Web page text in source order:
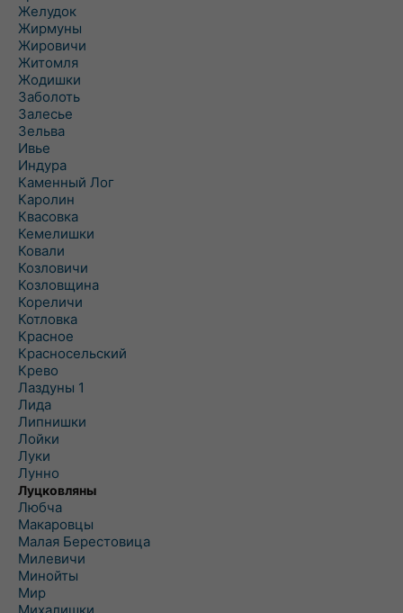
Желудок
Жирмуны
Жировичи
Житомля
Жодишки
Заболоть
Залесье
Зельва
Ивье
Индура
Каменный Лог
Каролин
Квасовка
Кемелишки
Ковали
Козловичи
Козловщина
Кореличи
Котловка
Красное
Красносельский
Крево
Лаздуны 1
Лида
Липнишки
Лойки
Луки
Лунно
Луцковляны
Любча
Макаровцы
Малая Берестовица
Милевичи
Минойты
Мир